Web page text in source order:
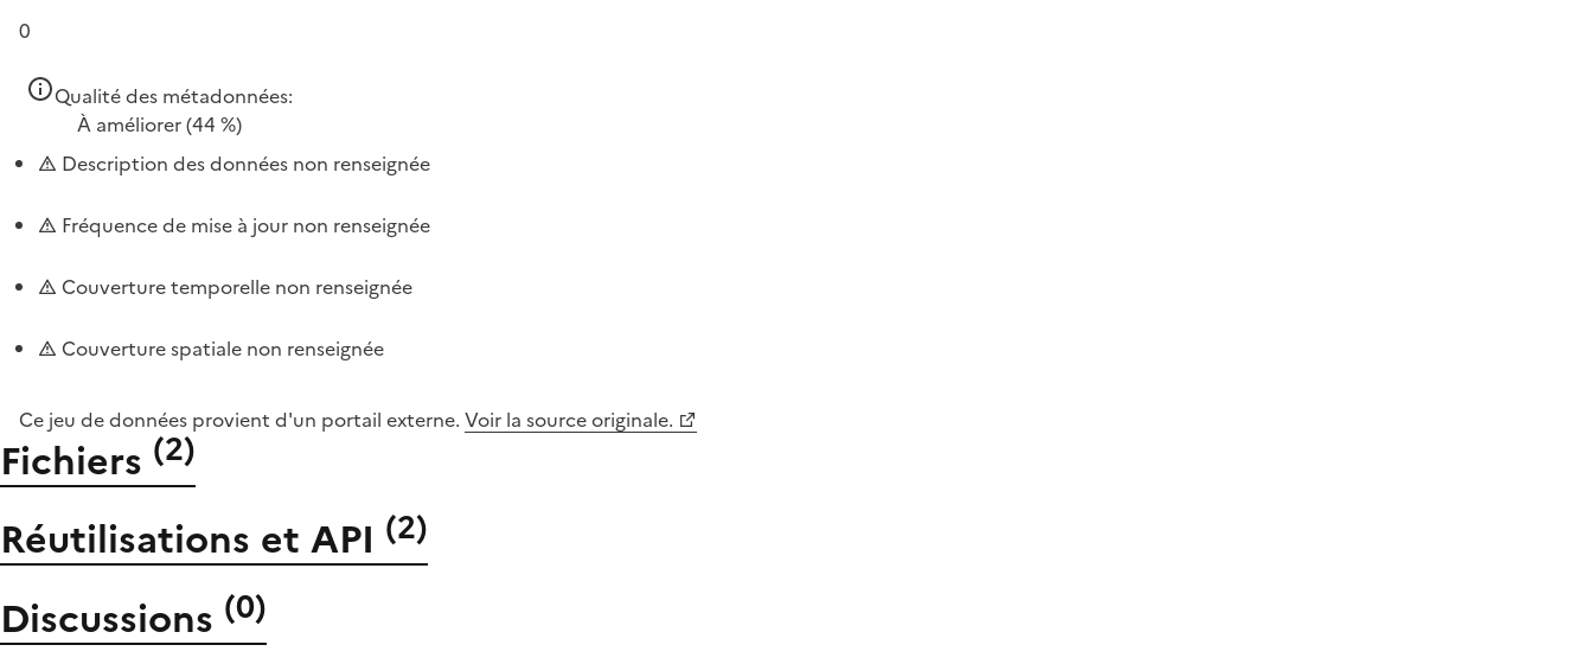
0
Qualité des métadonnées:
À améliorer(44 %)
Description des données non renseignée
Fréquence de mise à jour non renseignée
Couverture temporelle non renseignée
Couverture spatiale non renseignée
Ce jeu de données provient d'un portail externe. Voir la source originale.
Fichiers (2)
Réutilisations et API (2)
Discussions (0)